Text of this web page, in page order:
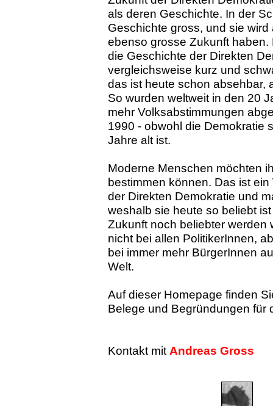
als deren Geschichte. In der
Geschichte gross, und sie wird
ebenso grosse Zukunft haben.
die Geschichte der Direkten
vergleichsweise kurz und
das ist heute schon absehbar,
So wurden weltweit in den 20
mehr Volksabstimmungen
1990 - obwohl die Demokratie
Jahre alt ist.
Moderne Menschen möchten
bestimmen können. Das ist
der Direkten Demokratie und
weshalb sie heute so beliebt
Zukunft noch beliebter werden
nicht bei allen PolitikerInnen,
bei immer mehr BürgerInnen
Welt.
Auf dieser Homepage finden
Belege und Begründungen für
Kontakt mit Andreas Gross